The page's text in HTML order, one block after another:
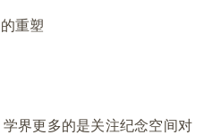
重塑
界更多的是关注纪念空间对